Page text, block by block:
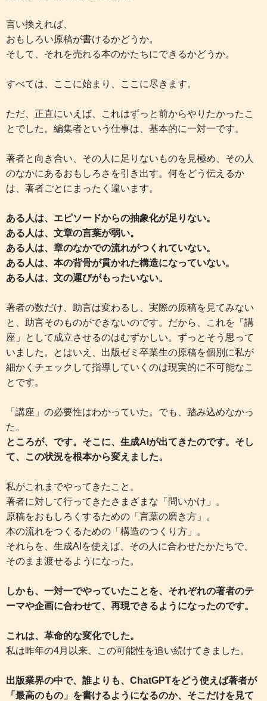
言い換えれば、
おもしろい原稿が書けるかどうか。
そして、それを売れる本のかたちにできるかどうか。
すべては、ここに始まり、ここに尽きます。
ただ、正直にいえば、これはずっと前からやりたかったこ
とでした。編集者という仕事は、基本的に一対一です。
著者と向き合い、その人に足りないものを見極め、その人
のなかにあるおもしろさを引き出す。何をどう伝えるか
は、著者ごとにまったく違います。
ある人は、エピソードからの抽象化が足りない。
ある人は、文章の言葉が弱い。
ある人は、章のなかでの流れがつくれていない。
ある人は、本の背骨が貫かれた構造になっていない。
ある人は、文の運びがもったいない。
著者の数だけ、助言は変わるし、実際の原稿を見てみない
と、助言そのものができないのです。だから、これを「講
座」として成立させるのはむずかしい。ずっとそう思って
いました。とはいえ、出版ゼミ卒業生の原稿を個別に私が
細かくチェックして指導していくのは現実的に不可能なこ
とです。
「講座」の必要性はわかっていた。でも、踏み込めなかっ
た。
ところが、です。そこに、生成AIが出てきたのです。そし
て、この状況を根本から変えました。
私がこれまでやってきたこと。
著者に対して行ってきたさまざまな「問いかけ」。
原稿をおもしろくするための「言葉の磨き方」。
本の流れをつくるための「構造のつくり方」。
それらを、生成AIを使えば、その人に合わせたかたちで、
そのまま渡せるようになった。
しかも、一対一でやっていたことを、それぞれの著者のテ
ーマや企画に合わせて、再現できるようになったのです。
これは、革命的な変化でした。
私は昨年の4月以来、この可能性を追い続けてきました。
出版業界の中で、誰よりも、ChatGPTをどう使えば著者が
「最高のもの」を書けるようになるのか、そこだけを見て